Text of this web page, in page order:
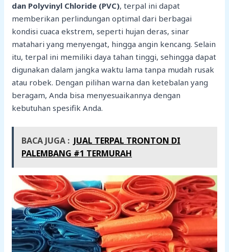
dan Polyvinyl Chloride (PVC), terpal ini dapat
memberikan perlindungan optimal dari berbagai
kondisi cuaca ekstrem, seperti hujan deras, sinar
matahari yang menyengat, hingga angin kencang. Selain
itu, terpal ini memiliki daya tahan tinggi, sehingga dapat
digunakan dalam jangka waktu lama tanpa mudah rusak
atau robek. Dengan pilihan warna dan ketebalan yang
beragam, Anda bisa menyesuaikannya dengan
kebutuhan spesifik Anda.
BACA JUGA : JUAL TERPAL TRONTON DI
PALEMBANG #1 TERMURAH